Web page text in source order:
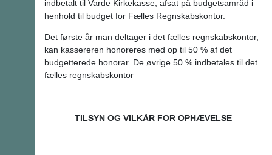
indbetalt til Varde Kirkekasse, afsat på budgetsamråd i
henhold til budget for Fælles Regnskabskontor.
Det første år man deltager i det fælles regnskabskontor,
kan kassereren honoreres med op til 50 % af det
budgetterede honorar. De øvrige 50 % indbetales til det
fælles regnskabskontor
TILSYN OG VILKÅR FOR OPHÆVELSE